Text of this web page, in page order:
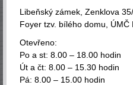
Libeňský zámek, Zenklova
Foyer tzv. bílého domu,
Otevřeno:
Po a st: 8.00 – 18.00 hodin
Út a čt: 8.00 – 15.30 hodin
Pá: 8.00 – 15.00 hodin